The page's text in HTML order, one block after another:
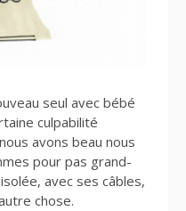
seul avec bébé
culpabilité
avons beau nous
pour pas grand-
avec ses câbles,
chose.